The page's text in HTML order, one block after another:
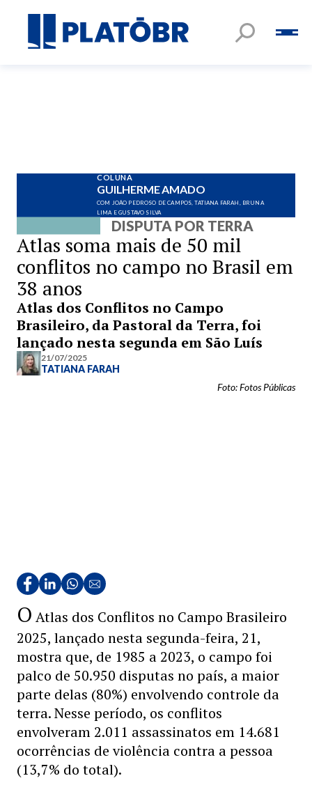
COLUNA
GUILHERME AMADO
COM JOÃO PEDROSO DE CAMPOS, TATIANA FARAH, BRUNA
LIMA E GUSTAVO SILVA
DISPUTA POR TERRA
Atlas soma mais de 50 mil
conflitos no campo no Brasil em
38 anos
Atlas dos Conflitos no Campo
Brasileiro, da Pastoral da Terra, foi
lançado nesta segunda em São Luís
21/07/2025
TATIANA FARAH
Foto: Fotos Públicas
O Atlas dos Conflitos no Campo Brasileiro
2025, lançado nesta segunda-feira, 21,
mostra que, de 1985 a 2023, o campo foi
palco de 50.950 disputas no país, a maior
parte delas (80%) envolvendo controle da
terra. Nesse período, os conflitos
envolveram 2.011 assassinatos em 14.681
ocorrências de violência contra a pessoa
(13,7% do total).